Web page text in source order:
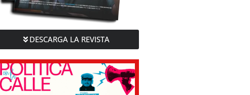
DESCARGA LA REVISTA